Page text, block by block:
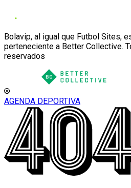
Bolavip, al igual que Futbol Sites,
perteneciente a Better Collective.
reservados
AGENDA DEPORTIVA